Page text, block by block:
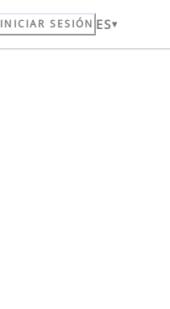
INICIAR SESIÓN ES